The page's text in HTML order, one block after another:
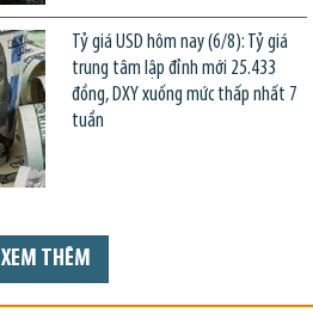
Tỷ giá USD hôm nay (6/8): Tỷ giá
trung tâm lập đỉnh mới 25.433
đồng, DXY xuống mức thấp nhất 7
tuần
XEM THÊM